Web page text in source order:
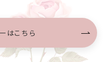
はこちら